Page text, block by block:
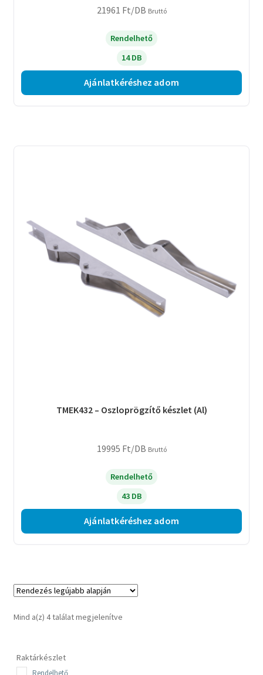
21961 Ft/DB Bruttó
Rendelhető
14 DB
Ajánlatkéréshez adom
TMEK432 – Oszloprögzítő készlet (Al)
19995 Ft/DB Bruttó
Rendelhető
43 DB
Ajánlatkéréshez adom
Mind a(z) 4 találat megjelenítveSorted
Raktárkészlet
Rendelhető